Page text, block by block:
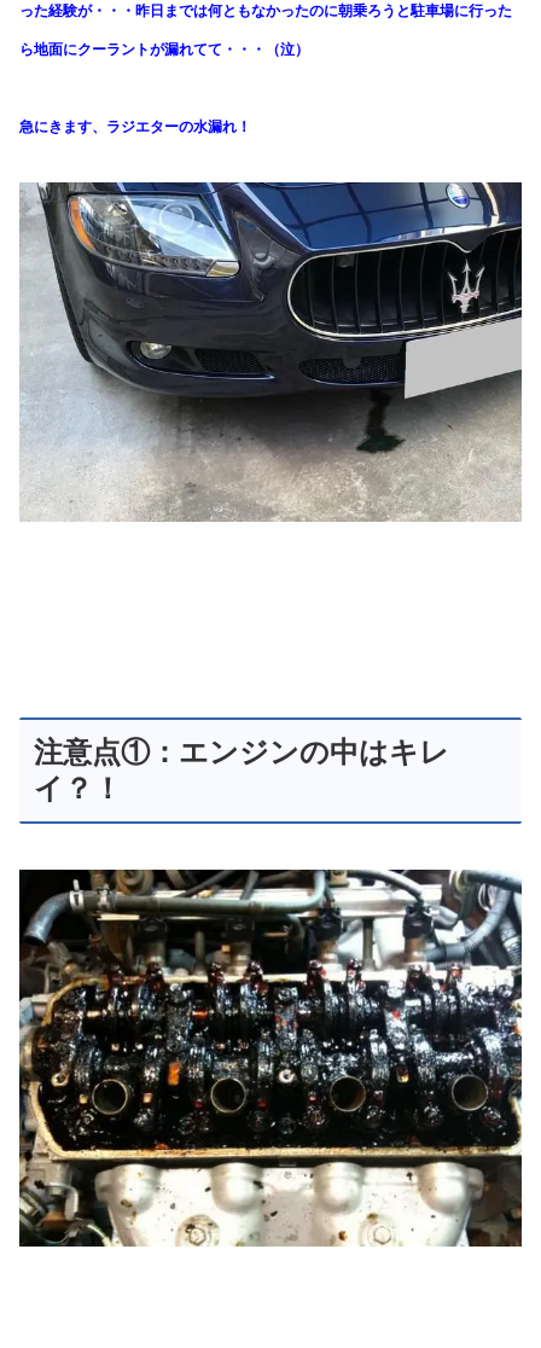
った経験が・・・昨日までは何ともなかったのに朝乗ろうと駐車場に行った
ら地面にクーラントが漏れてて・・・（泣）
急にきます、ラジエターの水漏れ！
注意点①：エンジンの中はキレ
イ？！